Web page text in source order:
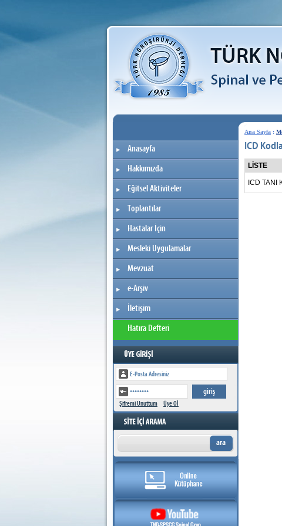
Anasayfa
Hakkımızda
Eğitsel Aktiviteler
Toplantılar
Hastalar İçin
Mesleki Uygulamalar
Mevzuat
e-Arşiv
İletişim
Hatıra Defteri
Şifremi Unuttum Üye Ol
Ana Sayfa :
ICD
LİSTE
ICD TANI